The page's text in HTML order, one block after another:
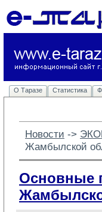
О Таразе Статистика
Новости ->
Жамбылской
Основные